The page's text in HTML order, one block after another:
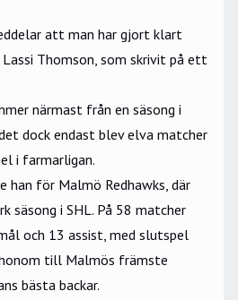
att man har gjort klart
Lassi Thomson, som skrivit på ett
närmast från en säsong i
dock endast blev elva matcher
i farmarligan.
han för Malmö Redhawks, där
säsong i SHL. På 58 matcher
och 13 assist, med slutspel
till Malmös främste
bästa backar.